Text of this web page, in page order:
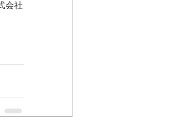
会社